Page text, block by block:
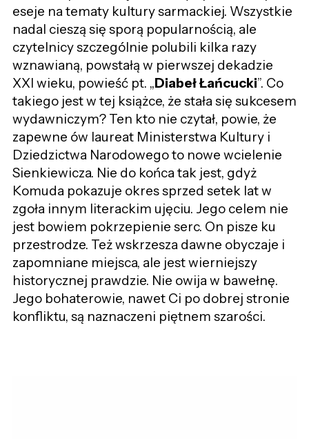
eseje na tematy kultury sarmackiej. Wszystkie
nadal cieszą się sporą popularnością, ale
czytelnicy szczególnie polubili kilka razy
wznawianą, powstałą w pierwszej dekadzie
XXI wieku, powieść pt. „Diabeł Łańcucki”. Co
takiego jest w tej książce, że stała się sukcesem
wydawniczym? Ten kto nie czytał, powie, że
zapewne ów laureat Ministerstwa Kultury i
Dziedzictwa Narodowego to nowe wcielenie
Sienkiewicza. Nie do końca tak jest, gdyż
Komuda pokazuje okres sprzed setek lat w
zgoła innym literackim ujęciu. Jego celem nie
jest bowiem pokrzepienie serc. On pisze ku
przestrodze. Też wskrzesza dawne obyczaje i
zapomniane miejsca, ale jest wierniejszy
historycznej prawdzie. Nie owija w bawełnę.
Jego bohaterowie, nawet Ci po dobrej stronie
konfliktu, są naznaczeni piętnem szarości.